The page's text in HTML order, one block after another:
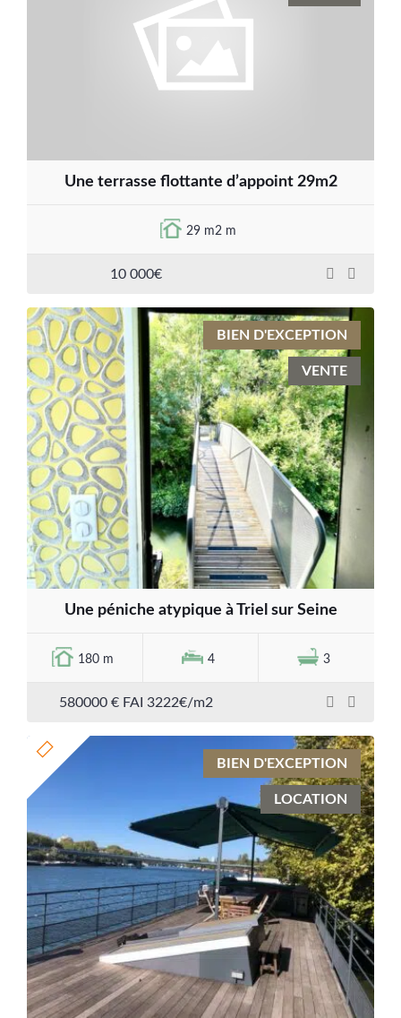
Une terrasse flottante d’appoint 29m2
29 m2 m
10 000€
BIEN D'EXCEPTION
VENTE
Une péniche atypique à Triel sur Seine
180 m 4 3
580000 € FAI 3222€/m2
BIEN D'EXCEPTION
LOCATION